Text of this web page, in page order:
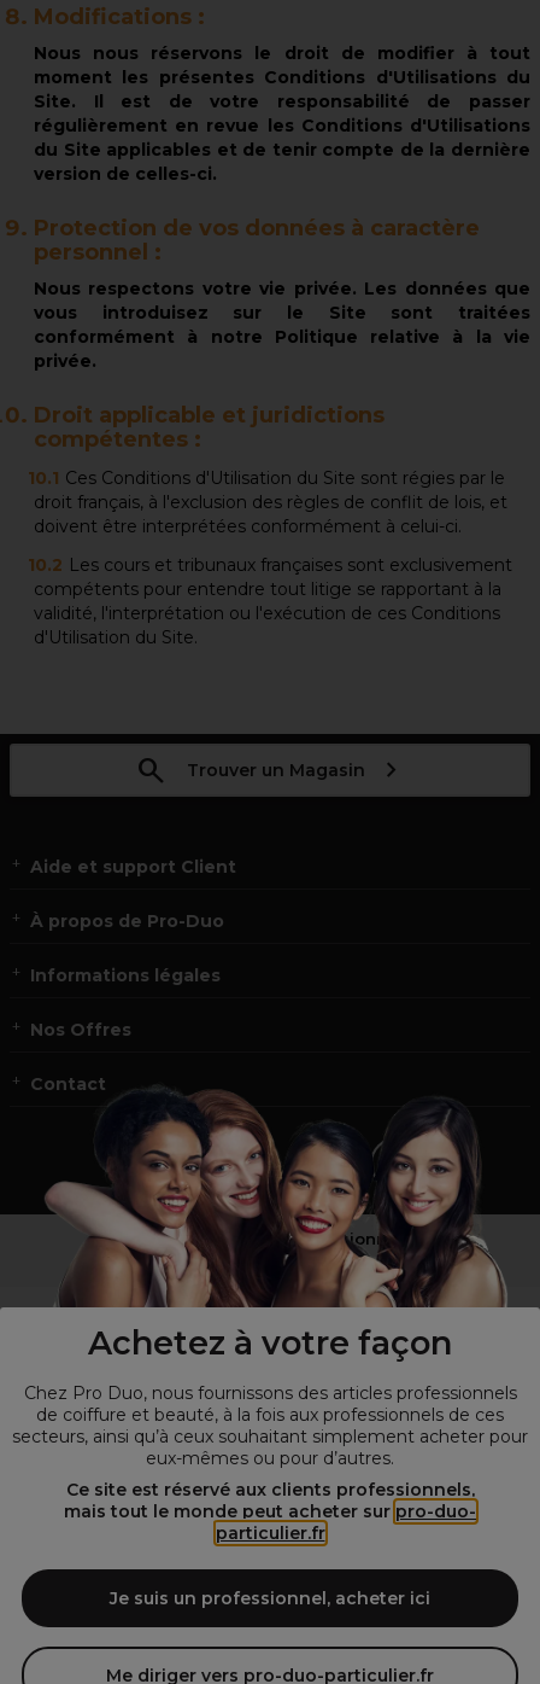
Achetez à votre façon
Chez Pro Duo, nous fournissons des articles professionnels
de coiffure et beauté, à la fois aux professionnels de ces
secteurs, ainsi qu’à ceux souhaitant simplement acheter pour
eux-mêmes ou pour d’autres.
Ce site est réservé aux clients professionnels,
mais tout le monde peut acheter sur pro-duo-
particulier.fr
Je suis un professionnel, acheter ici
Me diriger vers pro-duo-particulier.fr
Modifications :
Nous nous réservons le droit de modifier à tout
moment les présentes Conditions d'Utilisations du
Site. Il est de votre responsabilité de passer
régulièrement en revue les Conditions d'Utilisations
du Site applicables et de tenir compte de la dernière
version de celles-ci.
Protection de vos données à caractère
personnel :
Nous respectons votre vie privée. Les données que
vous introduisez sur le Site sont traitées
conformément à notre Politique relative à la vie
privée.
Droit applicable et juridictions
compétentes :
Ces Conditions d'Utilisation du Site sont régies par le
droit français, à l'exclusion des règles de conflit de lois, et
doivent être interprétées conformément à celui-ci.
Les cours et tribunaux françaises sont exclusivement
compétents pour entendre tout litige se rapportant à la
validité, l'interprétation ou l'exécution de ces Conditions
d'Utilisation du Site.
Trouver un Magasin
Aide et support Client
À propos de Pro-Duo
Informations légales
Nos Offres
Contact
Vous n’êtes pas un professionnel ?
Visitez notre site pourles particuliers !
© Tous droits réservés © Pro-Duo
Spécialiste de la coiffure et de la beauté, nous vous proposons une
large sélection de produits professionnels pour la coiffure et
l'esthétique autour d'un choix de grandes marques qui font de Pro-
de beauté! Notre gamme de produits s’adresse également à tous ceux